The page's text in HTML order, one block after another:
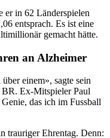
er in 62 Länderspielen
entsprach. Es ist eine
gemacht hätte.
an Alzheimer
einem», sagte sein
Ex-Mitspieler Paul
das ich im Fussball
trauriger Ehrentag. Denn: